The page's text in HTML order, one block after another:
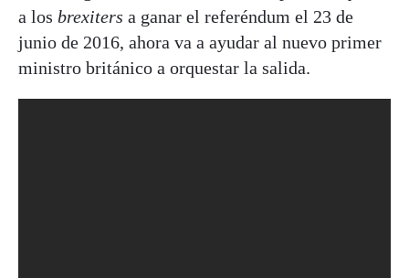
a los brexiters a ganar el referéndum el 23 de
junio de 2016, ahora va a ayudar al nuevo primer
ministro británico a orquestar la salida.